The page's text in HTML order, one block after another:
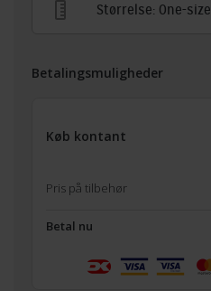
Størrelse: One-size
Betalingsmuligheder
Køb kontant
Pris på tilbehør
Betal nu